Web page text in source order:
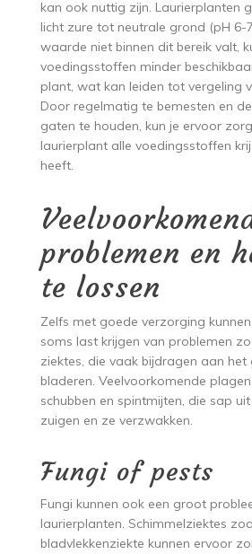
kan ook nuttig zijn. Laurierplanten
licht zure tot neutrale grond (pH 6-
waarde niet binnen dit bereik valt,
voedingsstoffen minder
plant, wat kan leiden tot vergeling
Door regelmatig te bemesten en
gaten te houden, kun je ervoor
laurierplant alle voedingsstoffen
heeft.
problemen en
te lossen
Zelfs met goede verzorging
soms last krijgen van problemen
ziektes, die vaak bijdragen aan het
bladeren. Veelvoorkomende
schubben en spintmijten, die sap
zuigen en ze verzwakken.
Fungi of pests
Fungi kunnen ook een groot
laurierplanten. Schimmelziektes
bladvlekkenziekte kunnen ervoor